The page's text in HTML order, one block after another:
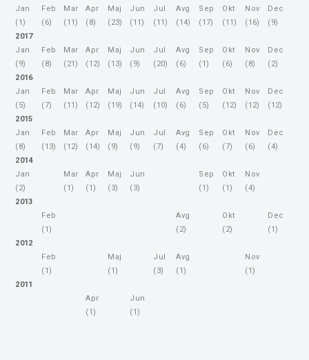
Jan
(1)
Feb
(6)
Mar
(11)
Apr
(8)
Maj
(23)
Jun
(11)
Jul
(11)
Avg
(14)
Sep
(17)
Okt
(11)
Nov
(16)
Dec
(9)
2017
Jan
(9)
Feb
(8)
Mar
(21)
Apr
(12)
Maj
(13)
Jun
(9)
Jul
(20)
Avg
(6)
Sep
(1)
Okt
(6)
Nov
(8)
Dec
(2)
2016
Jan
(5)
Feb
(7)
Mar
(11)
Apr
(12)
Maj
(19)
Jun
(14)
Jul
(10)
Avg
(6)
Sep
(5)
Okt
(12)
Nov
(12)
Dec
(12)
2015
Jan
(8)
Feb
(13)
Mar
(12)
Apr
(14)
Maj
(9)
Jun
(9)
Jul
(7)
Avg
(4)
Sep
(6)
Okt
(7)
Nov
(6)
Dec
(4)
2014
Jan
(2)
Mar
(1)
Apr
(1)
Maj
(3)
Jun
(3)
Sep
(1)
Okt
(1)
Nov
(4)
2013
Feb
(1)
Avg
(2)
Okt
(2)
Dec
(1)
2012
Feb
(1)
Maj
(1)
Jul
(3)
Avg
(1)
Nov
(1)
2011
Apr
(1)
Jun
(1)